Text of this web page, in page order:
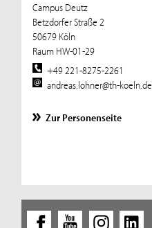
Campus Deutz
Betzdorfer Straße 2
50679 Köln
Raum HW-01-29
+49 221-8275-2261
andreas.lohner@th-koeln.de
Zur Personenseite